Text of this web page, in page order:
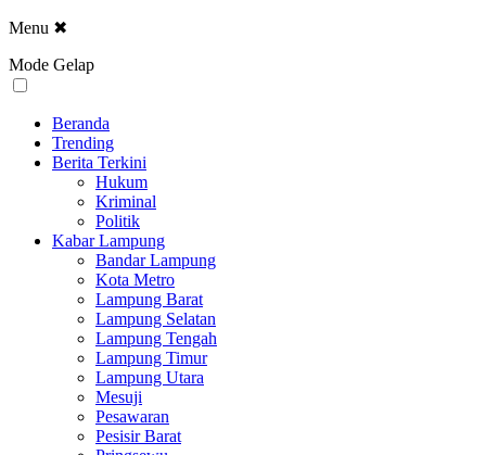
Menu ✖
Mode Gelap
Beranda
Trending
Berita Terkini
Hukum
Kriminal
Politik
Kabar Lampung
Bandar Lampung
Kota Metro
Lampung Barat
Lampung Selatan
Lampung Tengah
Lampung Timur
Lampung Utara
Mesuji
Pesawaran
Pesisir Barat